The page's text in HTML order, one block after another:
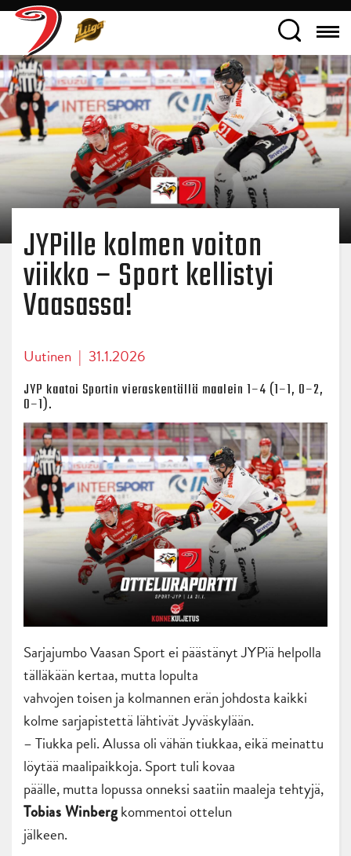
JYPille kolmen voiton
viikko – Sport kellistyi
Vaasassa!
Uutinen | 31.1.2026
JYP kaatoi Sportin vieraskentällä maalein 1–4 (1–1, 0–2,
0–1).
Sarjajumbo Vaasan Sport ei päästänyt JYPiä helpolla
tälläkään kertaa, mutta lopulta
vahvojen toisen ja kolmannen erän johdosta kaikki
kolme sarjapistettä lähtivät Jyväskylään.
– Tiukka peli. Alussa oli vähän tiukkaa, eikä meinattu
löytää maalipaikkoja. Sport tuli kovaa
päälle, mutta lopussa onneksi saatiin maaleja tehtyjä,
Tobias Winbergkommentoi ottelun
jälkeen.